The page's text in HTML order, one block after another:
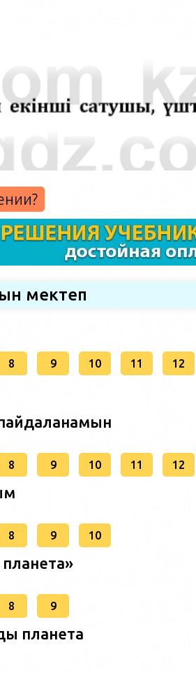
мектеп
8 9 10 11 12
8 9 10 11 12
8 9 10
8 9
планета